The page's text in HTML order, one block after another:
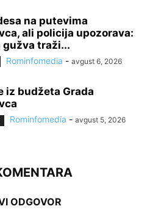
na putevima
ali policija upozorava:
gužva traži...
Rominfomedia - avgust 6, 2026
iz budžeta Grada
Rominfomedia - avgust 5, 2026
ODGOVOR